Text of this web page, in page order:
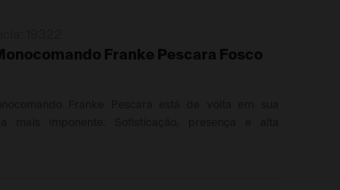
Franke Pescara Fosco